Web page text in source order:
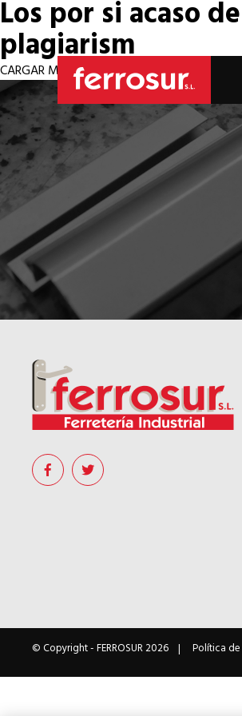
Los por si acaso
plagiarism
CARGAR MÁS REMEDIOS
© Copyright -FERROSUR2026 Política